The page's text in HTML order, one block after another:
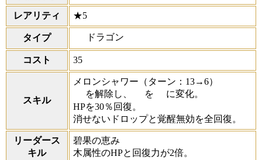
レアリティ ★5
タイプ ドラゴン
コスト 35
スキル
メロンシャワー （ターン：13→6）
を解除し、
を
に変化。
HPを30％回復。
消せないドロップと覚醒無効を全回復。
リーダース
キル
碧果の恵み
木属性のHPと回復力が2倍。